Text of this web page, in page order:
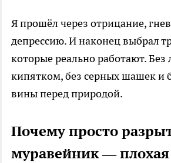
Я прошёл через отрицание,
депрессию. И наконец выбрал
которые реально работают. Без
кипятком, без серных шашек и
вины перед природой.
Почему просто
муравейник —